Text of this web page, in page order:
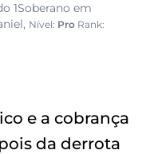
1Soberano em
Nível: Pro Rank:
e a cobrança
da derrota